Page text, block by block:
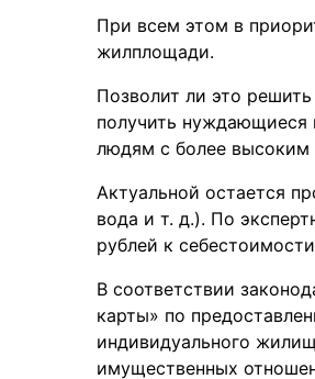
При всем этом в
жилплощади.
Позволит ли это
получить нуждающиеся
людям с более высоким
Актуальной остается
вода и т. д.). По
рублей к
В соответствии
карты» по
индивидуального
имущественных